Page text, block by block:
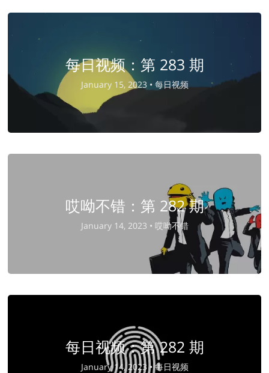
每日视频：第 283 期
January 15, 2023 • 每日视频
哎呦不错：第 282 期
January 14, 2023 • 哎呦不错
每日视频：第 282 期
January 14, 2023 •每日视频